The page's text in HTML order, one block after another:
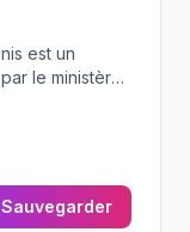
est un
le ministère
accueilli au
1981. Ce
prestigieux
en activités
Sauvegarder